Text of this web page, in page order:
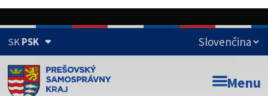
SKPSK
Doména psk.sk je oficiálna Menu